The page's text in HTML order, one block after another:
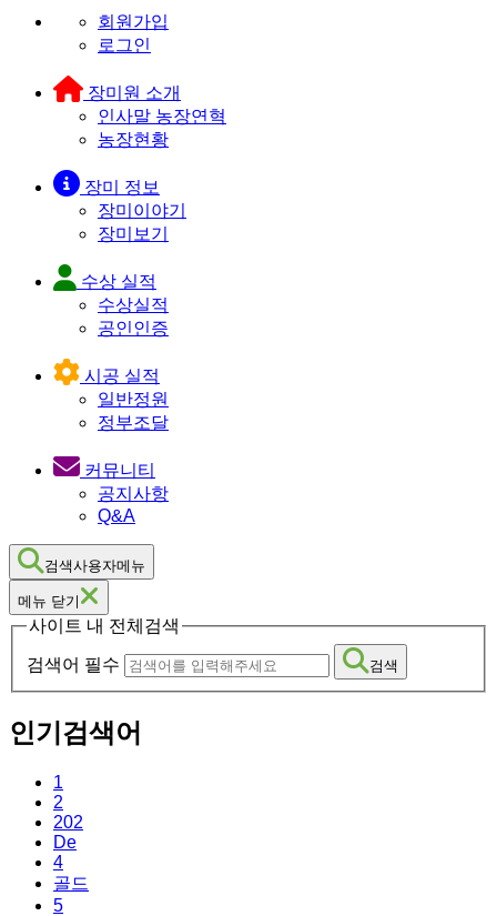
회원가입
로그인
장미원 소개
인사말 농장연혁
농장현황
장미 정보
장미이야기
장미보기
수상 실적
수상실적
공인인증
시공 실적
일반정원
정부조달
커뮤니티
공지사항
Q&A
검색사용자메뉴
메뉴 닫기
사이트 내 전체검색
검색어 필수 검색
인기검색어
1
2
202
De
4
골드
5